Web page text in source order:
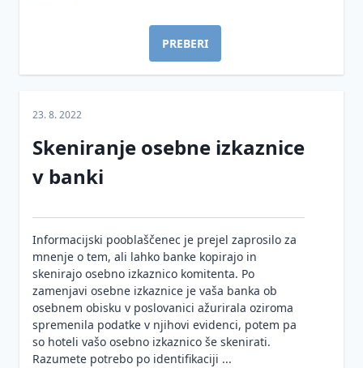
PREBERI
23. 8. 2022
Skeniranje osebne izkaznice
v banki
Informacijski pooblaščenec je prejel zaprosilo za
mnenje o tem, ali lahko banke kopirajo in
skenirajo osebno izkaznico komitenta. Po
zamenjavi osebne izkaznice je vaša banka ob
osebnem obisku v poslovanici ažurirala oziroma
spremenila podatke v njihovi evidenci, potem pa
so hoteli vašo osebno izkaznico še skenirati.
Razumete potrebo po identifikaciji ...